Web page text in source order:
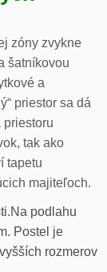
zóny zvykne
šatníkovou
a
priestor sa dá
tak ako
tapetu
majiteľoch.
podlahu
Postel je
rozmerov